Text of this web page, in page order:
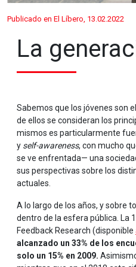
Publicado en El Líbero, 13.02.2022
La
Sabemos que los jóvenes son
de ellos se consideran los
mismos es particularmente
y self-awareness, con mucho
se ve enfrentada— una
sus perspectivas sobre los
actuales.
A lo largo de los años, y sobre
dentro de la esfera pública. La
Feedback Research (disponible
alcanzado un 33% de los
solo un 15% en 2009.